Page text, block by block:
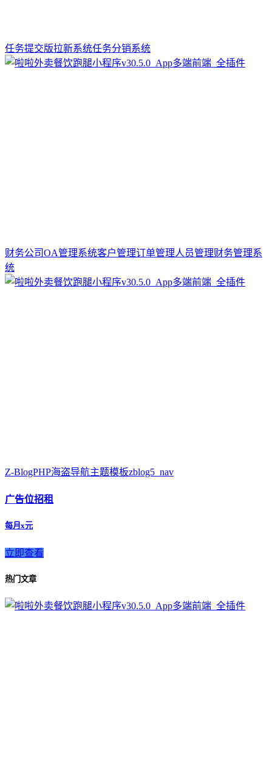
任务提交版拉新系统任务分销系统
财务公司OA管理系统客户管理订单管理人员管理财务管理系
统
Z-BlogPHP海盗导航主题模板zblog5_nav
广告位招租
每月x元
立即查看
热门文章